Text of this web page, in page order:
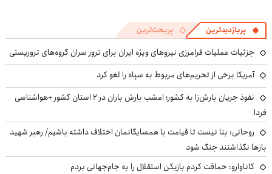
پربازدیدترین پربحث‌ترین
جزئیات عملیات فرامرزی نیروهای ویژه ایران برای ترور سران گروه‌های تروریستی
آمریکا برخی از تحریم‌های مربوط به سپاه را لغو کرد
نفوذ جریان بارش‌زا به کشور؛ امشب بارش باران در ۲ استان کشور +هواشناسی
فردا
روحانی: بنا نیست تا قیامت با همسایگانمان اختلاف داشته باشیم/ رهبر شهید
بارها نگذاشتند جنگ شود
کاناوارو: حماقت کردم بازیکن استقلال را به جام‌جهانی بردم